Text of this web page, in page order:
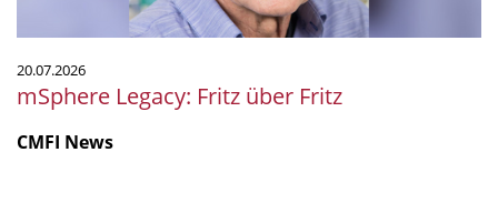
20.07.2026
mSphere Legacy: Fritz über Fritz
CMFI News